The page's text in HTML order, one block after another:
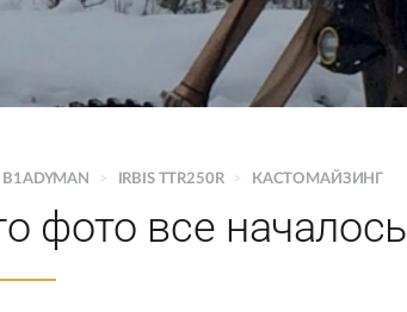
> IRBIS TTR250R > КАСТОМАЙЗИНГ
фото все началось